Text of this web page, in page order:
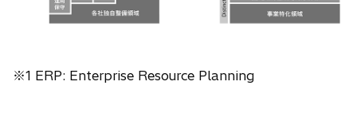
※1 ERP: Enterprise Resource Planning